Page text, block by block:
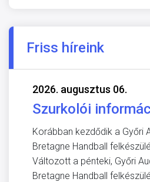
Friss híreink
2026. augusztus 06.
Szurkolói
Korábban kezdődik a Győri
Bretagne Handball
Változott a pénteki, Győri
Bretagne Handball